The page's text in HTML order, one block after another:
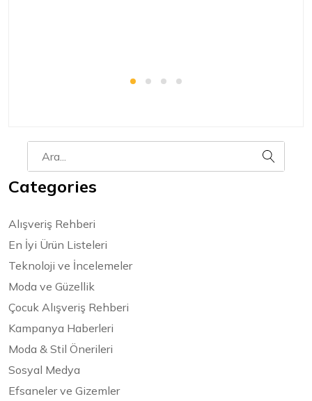
Categories
Alışveriş Rehberi
En İyi Ürün Listeleri
Teknoloji ve İncelemeler
Moda ve Güzellik
Çocuk Alışveriş Rehberi
Kampanya Haberleri
Moda & Stil Önerileri
Sosyal Medya
Efsaneler ve Gizemler